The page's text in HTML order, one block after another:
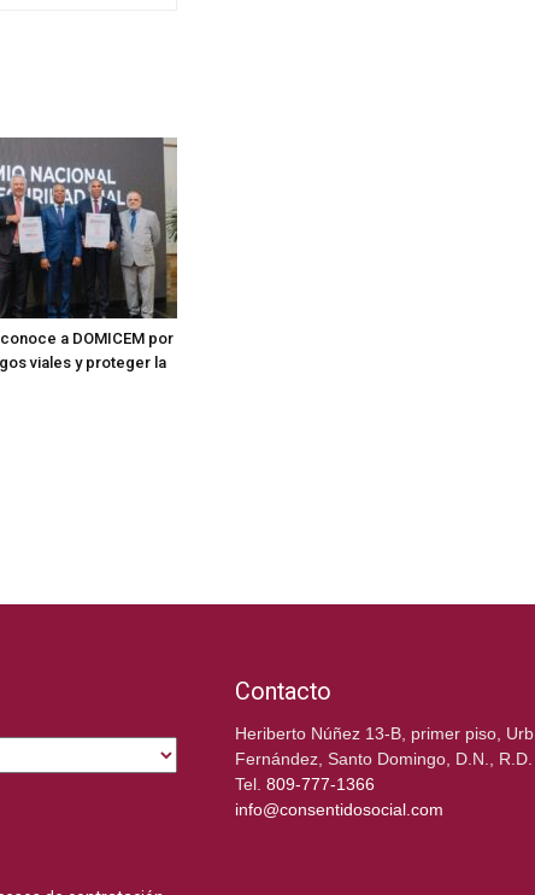
a DOMICEM por
viales y proteger la
Contacto
Heriberto Núñez 13-B, primer piso, Urb.
Fernández, Santo Domingo, D.N., R.D.
Tel. 809-777-1366
info@consentidosocial.com